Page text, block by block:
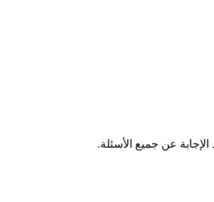
الإجابة عن جميع الأسئلة.